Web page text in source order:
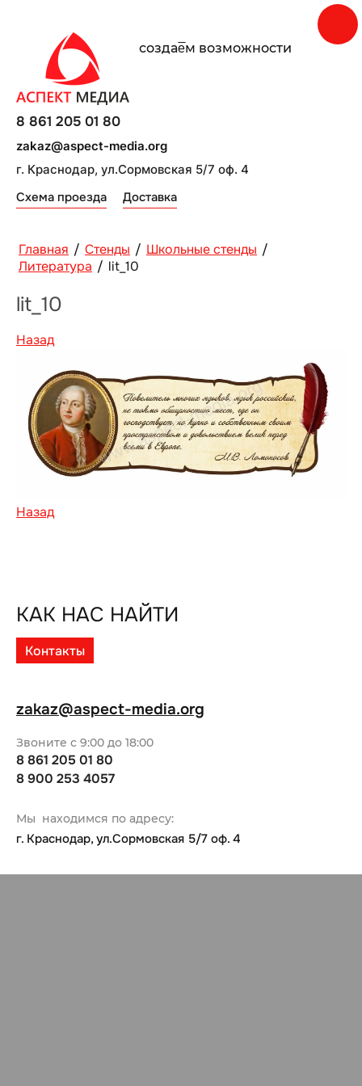
создаe̅м возможности
г. Краснодар, ул.Сормовская 5/7 оф. 4
Схема проезда Доставка
8 861 205 01 80
zakaz@aspect-media.org
Главная / Стенды / Школьные стенды /
Литература / lit_10
lit_10
Назад
Назад
КАК НАС НАЙТИ
Контакты
Мы находимся по адресу:
г. Краснодар, ул.Сормовская 5/7 оф. 4
Звоните с 9:00 до 18:00
8 861 205 01 80
8 900 253 4057
zakaz@aspect-media.org